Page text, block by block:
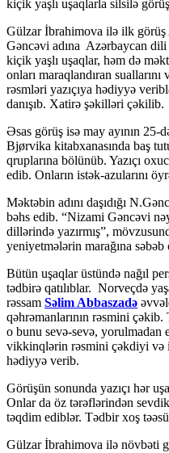
kiçik yaşlı uşaqlarla silsilə
Gülzar İbrahimova ilə ilk
Gəncəvi adına Azərbaycan
kiçik yaşlı uşaqlar, həm də
onları maraqlandıran
rəsmləri yazıçıya hədiyyə
danışıb. Xatirə şəkilləri çəkilib.
Əsas görüş isə may ayının 25-
Bjørvika kitabxanasında baş
qruplarına bölünüb. Yazıçı
edib. Onların istək-azularını
Məktəbin adını daşıdığı
bəhs edib. “Nizami Gəncəvi
dillərində yazırmış”,
yeniyetmələrin marağına səbəb
Bütün uşaqlar üstündə nağıl
tədbirə qatılıblar. Norveçdə
rəssam Səlim Abbaszadə
qəhrəmanlarının rəsmini
o bunu sevə-sevə, yorulmadan
vikkinqlərin rəsmini çəkdiyi və
hədiyyə verib.
Görüşün sonunda yazıçı hər
Onlar da öz tərəflərindən
təqdim ediblər. Tədbir xoş
Gülzar İbrahimova ilə növbəti